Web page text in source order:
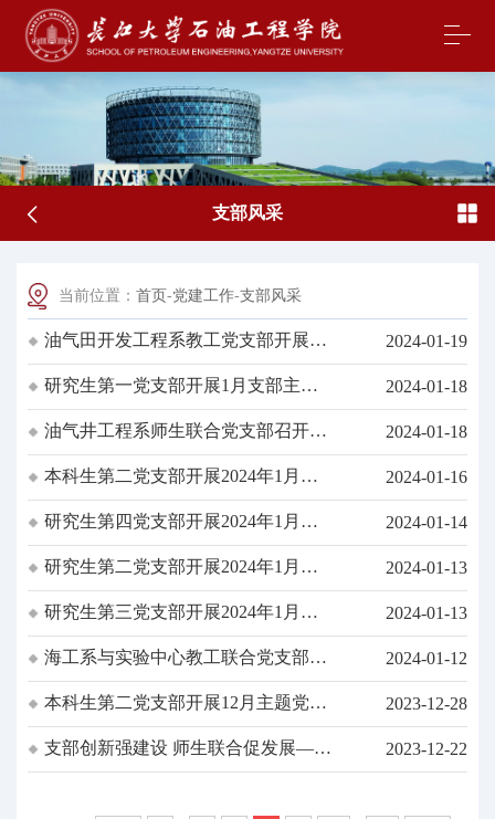
支部风采
当前位置： 首页-党建工作-支部风采
油气田开发工程系教工党支部开展
2024年1月主题党日活动
2024-01-19
研究生第一党支部开展1月支部主题
党日活动暨2023年度民主评议会
2024-01-18
油气井工程系师生联合党支部召开
2014年1月主题党日暨党建与系部工
作融合发展研讨会
2024-01-18
本科生第二党支部开展2024年1月主
题党日活动暨2023年度党员民主评议
2024-01-16
研究生第四党支部开展2024年1月主
题党日和2023年度民主评议党员
2024-01-14
研究生第二党支部开展2024年1月主
题党日与2023年度民主评议会
2024-01-13
研究生第三党支部开展2024年1月主
题党日​与2023年度民主评议会
2024-01-13
海工系与实验中心教工联合党支部开
展2024年1月支部主题党日活动暨
2023年度民主评议
2024-01-12
本科生第二党支部开展12月主题党日
活动
2023-12-28
支部创新强建设 师生联合促发展——
油气井工程系师生联合党支部成立大
2023-12-22